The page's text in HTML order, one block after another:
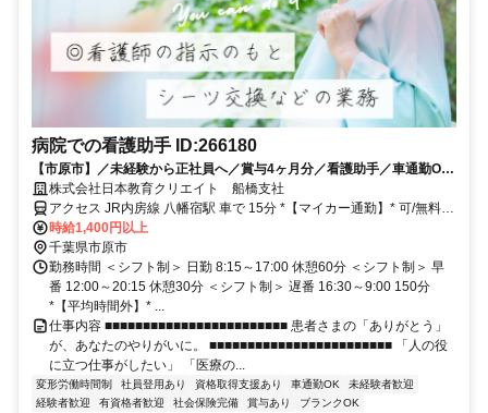
病院での看護助手 ID:266180
【市原市】／未経験から正社員へ／賞与4ヶ月分／看護助手／車通勤OK
／日勤のみ相談可
株式会社日本教育クリエイト 船橋支社
アクセス JR内房線 八幡宿駅 車で 15分 *【マイカー通勤】* 可/無料駐
車場あり
時給1,400円以上
千葉県市原市
勤務時間 ＜シフト制＞ 日勤 8:15～17:00 休憩60分 ＜シフト制＞ 早
番 12:00～20:15 休憩30分 ＜シフト制＞ 遅番 16:30～9:00 150分
*【平均時間外】* ...
仕事内容 ■■■■■■■■■■■■■■■■■■■■■■■■ 患者さまの「ありがとう」
が、あなたのやりがいに。 ■■■■■■■■■■■■■■■■■■■■■■■■ 「人の役
に立つ仕事がしたい」 「医療の...
変形労働時間制 社員登用あり 資格取得支援あり 車通勤OK
未経験者歓迎
経験者歓迎
有資格者歓迎 社会保険完備 賞与あり ブランクOK